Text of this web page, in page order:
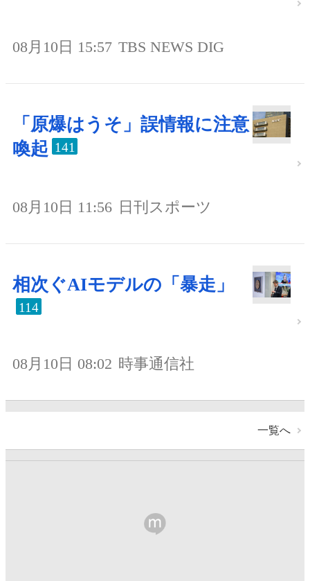
08月10日 15:57 TBS NEWS DIG
「原爆はうそ」誤情報に注意
喚起 141
08月10日 11:56 日刊スポーツ
相次ぐAIモデルの「暴走」
114
08月10日 08:02 時事通信社
一覧へ